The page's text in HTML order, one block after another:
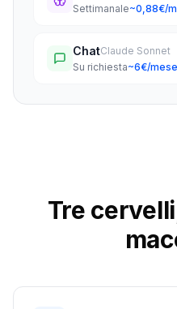
Settimanale~0,88€/
ChatClaude Sonnet
Su richiesta~6€/mese
Tre